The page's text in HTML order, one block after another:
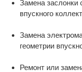
Замена заслонки
впускного
Замена
геометрии
Ремонт или